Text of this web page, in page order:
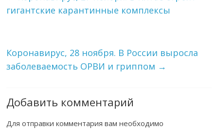
гигантские карантинные комплексы
Коронавирус, 28 ноября. В России выросла
заболеваемость ОРВИ и гриппом →
Добавить комментарий
Для отправки комментария вам необходимо